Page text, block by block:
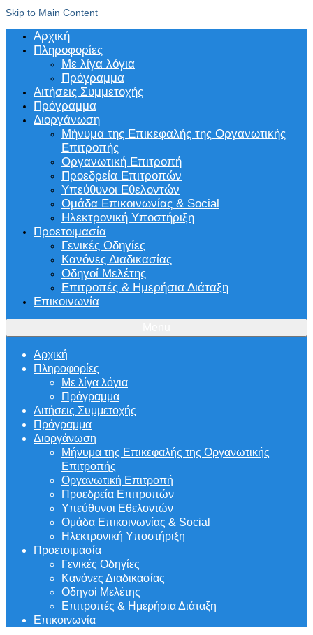
Skip to Main Content
Αρχική
Πληροφορίες
Με λίγα λόγια
Πρόγραμμα
Αιτήσεις Συμμετοχής
Πρόγραμμα
Διοργάνωση
Μήνυμα της Επικεφαλής της Οργανωτικής
Επιτροπής
Οργανωτική Επιτροπή
Προεδρεία Επιτροπών
Υπεύθυνοι Εθελοντών
Ομάδα Επικοινωνίας & Social
Ηλεκτρονική Υποστήριξη
Προετοιμασία
Γενικές Οδηγίες
Κανόνες Διαδικασίας
Οδηγοί Μελέτης
Επιτροπές & Ημερήσια Διάταξη
Επικοινωνία
Αρχική
Πληροφορίες
Με λίγα λόγια
Πρόγραμμα
Αιτήσεις Συμμετοχής
Πρόγραμμα
Διοργάνωση
Μήνυμα της Επικεφαλής της Οργανωτικής
Επιτροπής
Οργανωτική Επιτροπή
Προεδρεία Επιτροπών
Υπεύθυνοι Εθελοντών
Ομάδα Επικοινωνίας & Social
Ηλεκτρονική Υποστήριξη
Προετοιμασία
Γενικές Οδηγίες
Κανόνες Διαδικασίας
Οδηγοί Μελέτης
Επιτροπές & Ημερήσια Διάταξη
Επικοινωνία